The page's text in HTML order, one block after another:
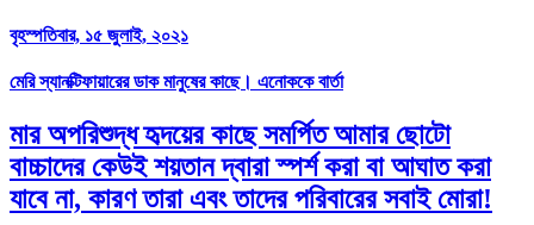
বৃহস্পতিবার, ১৫ জুলাই, ২০২১
মেরি স্যানক্টিফায়ারের ডাক মানুষের কাছে। এনোককে বার্তা
মার অপরিশুদ্ধ হৃদয়ের কাছে সমর্পিত আমার ছোটো
বাচ্চাদের কেউই শয়তান দ্বারা স্পর্শ করা বা আঘাত করা
যাবে না, কারণ তারা এবং তাদের পরিবারের সবাই মোরা!